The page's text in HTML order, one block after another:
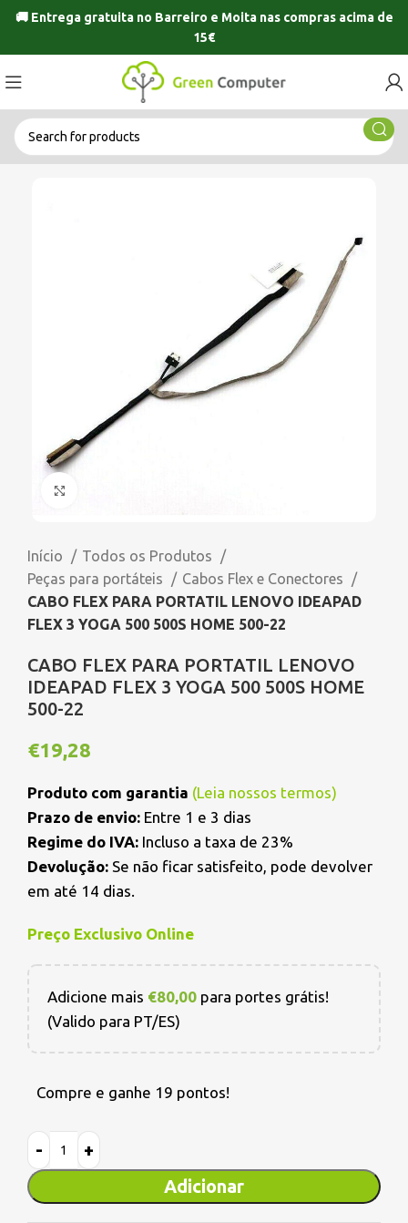
🚚 Entrega gratuita no Barreiro e Moitanas compras acima de
15€
Início
Todos os Produtos
Peças para portáteis
Cabos Flex e Conectores
CABO FLEX PARA PORTATIL LENOVO IDEAPAD
FLEX 3 YOGA 500 500S HOME 500-22
CABO FLEX PARA PORTATIL LENOVO
IDEAPAD FLEX 3 YOGA 500 500S HOME
500-22
€19,28
Produto com garantia (Leia nossos termos)
Prazo de envio: Entre 1 e 3 dias
Regime do IVA: Incluso a taxa de 23%
Devolução: Se não ficar satisfeito, pode devolver
em até 14 dias.
Preço Exclusivo Online
Adicione mais €80,00 para portes grátis!
(Valido para PT/ES)
Compre e ganhe 19 pontos!
Adicionar